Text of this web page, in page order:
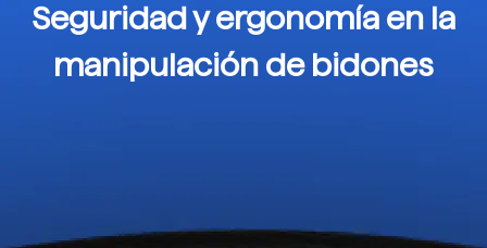
Seguridad y ergonomía en la
manipulación de bidones